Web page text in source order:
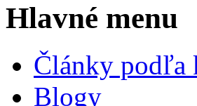
Hlavné menu
Články podľa
Blogy